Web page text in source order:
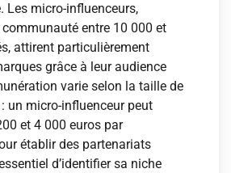
Les micro-influenceurs,
communauté entre 10 000 et
attirent particulièrement
grâce à leur audience
varie selon la taille de
un micro-influenceur peut
et 4 000 euros par
établir des partenariats
d’identifier sa niche